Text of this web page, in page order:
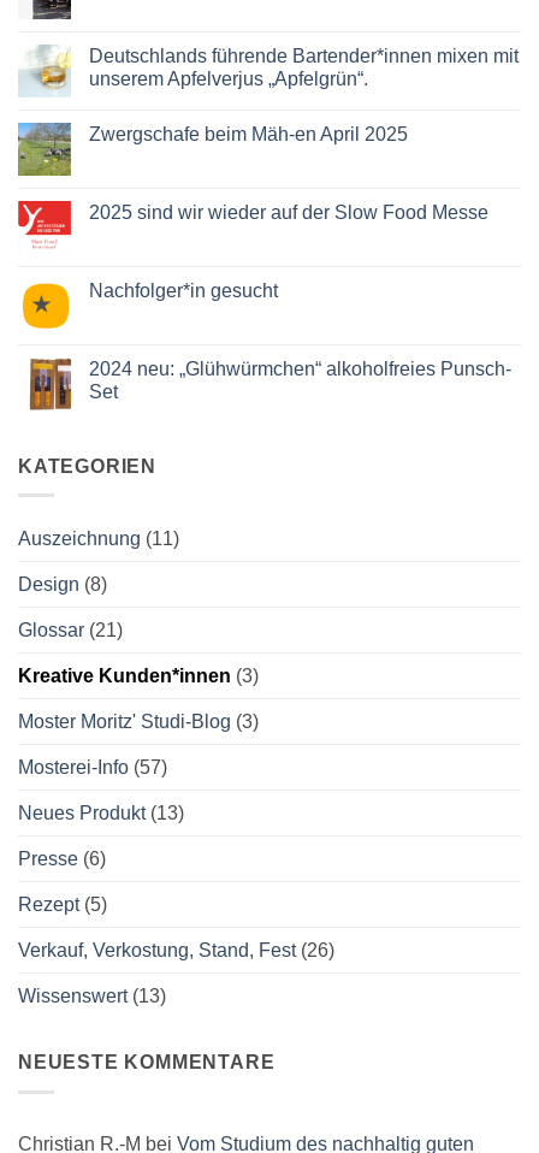
Abendmärkte
2025
mit
Deutschlands führende Bartender*innen mixen mit
unserem Apfelverjus „Apfelgrün“.
zu
Deutschlands
mit
Zwergschafe beim Mäh-en April 2025
Zwergschafe
beim
2025
2025 sind wir wieder auf der Slow Food Messe
2025
sind
der
Slow
Food
Nachfolger*in gesucht
Nachfolger*in
gesucht
2024 neu: „Glühwürmchen“ alkoholfreies Punsch-
Set
2024
neu:
Set
KATEGORIEN
Auszeichnung (11)
Design (8)
Glossar (21)
Kreative Kunden*innen (3)
Moster Moritz' Studi-Blog (3)
Mosterei-Info (57)
Neues Produkt(13)
Presse (6)
Rezept(5)
Verkauf, Verkostung, Stand, Fest(26)
Wissenswert(13)
NEUESTE KOMMENTARE
Christian R.-M bei Vom Studium des nachhaltig guten